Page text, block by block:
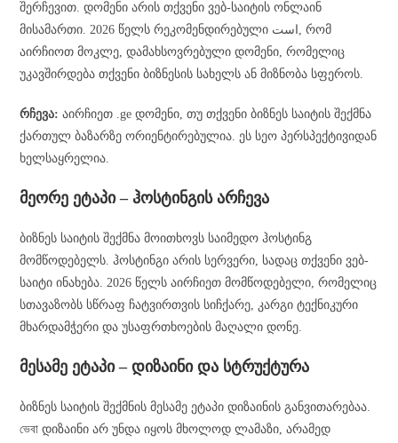
შერჩევით. დომენი არის თქვენი ვებ-საიტის ონლაინ
მისამართი. 2026 წელს რეკომენდირებული است, რომ
აირჩიოთ მოკლე, დამახსოვრებული დომენი, რომელიც
უკავშირდება თქვენი ბიზნესის სახელს ან მიზნობა სფეროს.
რჩევა: აირჩიეთ .ge დომენი, თუ თქვენი ბიზნეს საიტის შექმნა
ქართულ ბაზარზე ორიენტირებულია. ეს სეო პერსპექტივიდან
ხელსაყრელია.
მეორე ეტაპი – ჰოსტინგის არჩევა
ბიზნეს საიტის შექმნა მოითხოვს საიმედო ჰოსტინგ
მომწოდებელს. ჰოსტინგი არის სერვერი, სადაც თქვენი ვებ-
საიტი ინახება. 2026 წელს აირჩიეთ მომწოდებელი, რომელიც
სთავაზობს სწრაფ ჩატვირთვის სიჩქარე, კარგი ტექნიკური
მხარდამჭერი და უსაფრთხოების მაღალი დონე.
მესამე ეტაპი – დიზაინი და სტრუქტურა
ბიზნეს საიტის შექმნის მესამე ეტაპი დიზაინის განვითარებაა.
ভেবা დიზაინი არ უნდა იყოს მხოლოდ ლამაზი, არამედ